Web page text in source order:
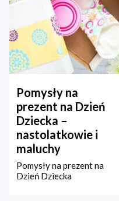
Pomysły na
prezent na Dzień
Dziecka –
nastolatkowie i
maluchy
Pomysły na prezent na
Dzień Dziecka